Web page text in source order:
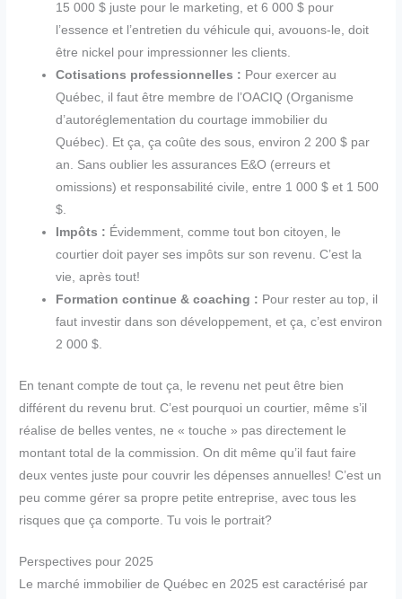
15 000 $ juste pour le marketing, et 6 000 $ pour
l’essence et l’entretien du véhicule qui, avouons-le, doit
être nickel pour impressionner les clients.
Cotisations professionnelles : Pour exercer au
Québec, il faut être membre de l’OACIQ (Organisme
d’autoréglementation du courtage immobilier du
Québec). Et ça, ça coûte des sous, environ 2 200 $ par
an. Sans oublier les assurances E&O (erreurs et
omissions) et responsabilité civile, entre 1 000 $ et 1 500
$.
Impôts : Évidemment, comme tout bon citoyen, le
courtier doit payer ses impôts sur son revenu. C’est la
vie, après tout!
Formation continue & coaching : Pour rester au top, il
faut investir dans son développement, et ça, c’est environ
2 000 $.
En tenant compte de tout ça, le revenu net peut être bien
différent du revenu brut. C’est pourquoi un courtier, même s’il
réalise de belles ventes, ne « touche » pas directement le
montant total de la commission. On dit même qu’il faut faire
deux ventes juste pour couvrir les dépenses annuelles! C’est un
peu comme gérer sa propre petite entreprise, avec tous les
risques que ça comporte. Tu vois le portrait?
Perspectives pour 2025
Le marché immobilier de Québec en 2025 est caractérisé par